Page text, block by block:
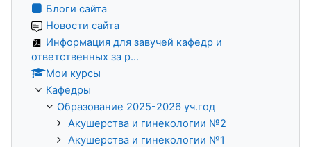
Блоги сайта
Новости сайта
Информация для завучей кафедр и
ответственных за р...
Мои курсы
Кафедры
Образование 2025-2026 уч.год
Акушерства и гинекологии №2
Акушерства и гинекологии №1